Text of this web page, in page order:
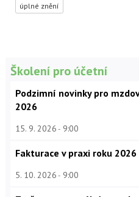
úplné znění
Školení pro účetní
Podzimní novinky pro
2026
15. 9. 2026 9:00
Fakturace v praxi roku 2026
5. 10. 2026 9:00